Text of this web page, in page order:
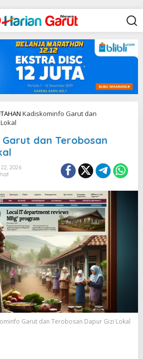
Kadiskominfo Garut dan
dan Terobosan
2026
Garut dan Terobosan Dapur Gizi Lokal